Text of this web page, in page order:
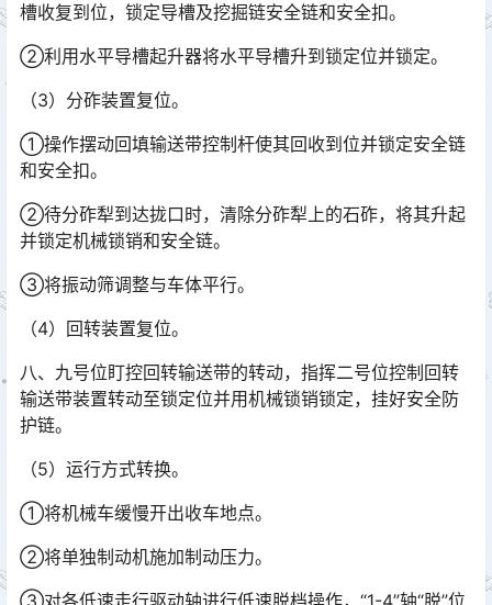
槽收复到位，锁定导槽及挖掘链安全链和安全扣。
②利用水平导槽起升器将水平导槽升到锁定位并锁定。
（3）分砟装置复位。
①操作摆动回填输送带控制杆使其回收到位并锁定安全链
和安全扣。
②待分砟犁到达拢口时，清除分砟犁上的石砟，将其升起
并锁定机械锁销和安全链。
③将振动筛调整与车体平行。
（4）回转装置复位。
八、九号位盯控回转输送带的转动，指挥二号位控制回转
输送带装置转动至锁定位并用机械锁销锁定，挂好安全防
护链。
（5）运行方式转换。
①将机械车缓慢开出收车地点。
②将单独制动机施加制动压力。
③对各低速走行驱动轴进行低速脱档操作，“1-4”轴“脱”位